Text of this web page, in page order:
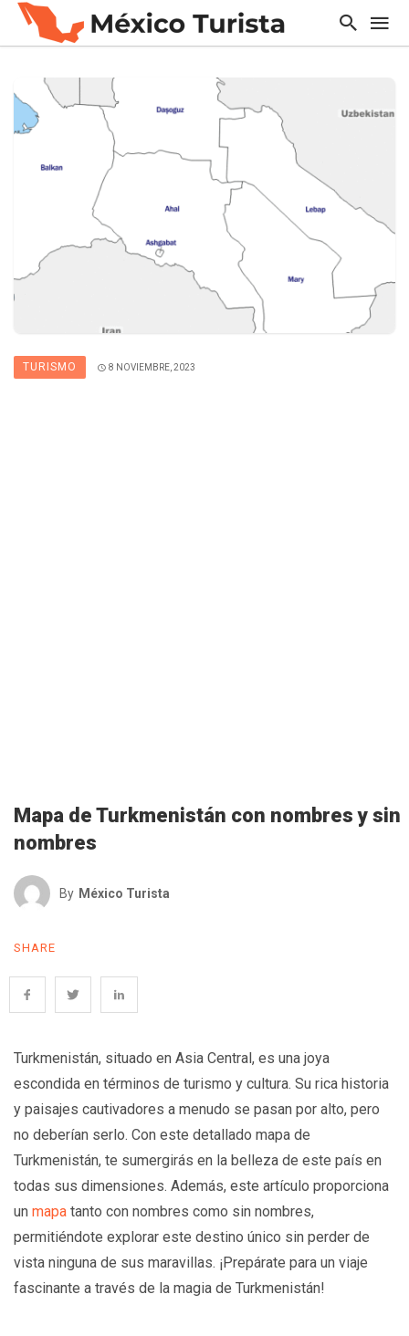
TURISMO 8 NOVIEMBRE, 2023
Mapa de Turkmenistán con nombres y sin
nombres
By México Turista
SHARE
Turkmenistán, situado en Asia Central, es una joya
escondida en términos de turismo y cultura. Su rica historia
y paisajes cautivadores a menudo se pasan por alto, pero
no deberían serlo. Con este detallado mapa de
Turkmenistán, te sumergirás en la belleza de este país en
todas sus dimensiones. Además, este artículo proporciona
un mapa tanto con nombres como sin nombres,
permitiéndote explorar este destino único sin perder de
vista ninguna de sus maravillas. ¡Prepárate para un viaje
fascinante a través de la magia de Turkmenistán!